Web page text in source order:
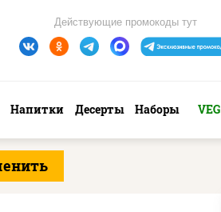
Действующие промокоды тут
Напитки Десерты Наборы VEG